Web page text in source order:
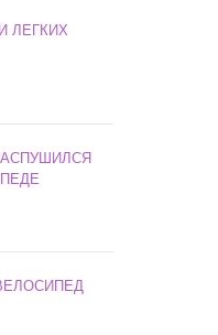
ЛЕГКИХ